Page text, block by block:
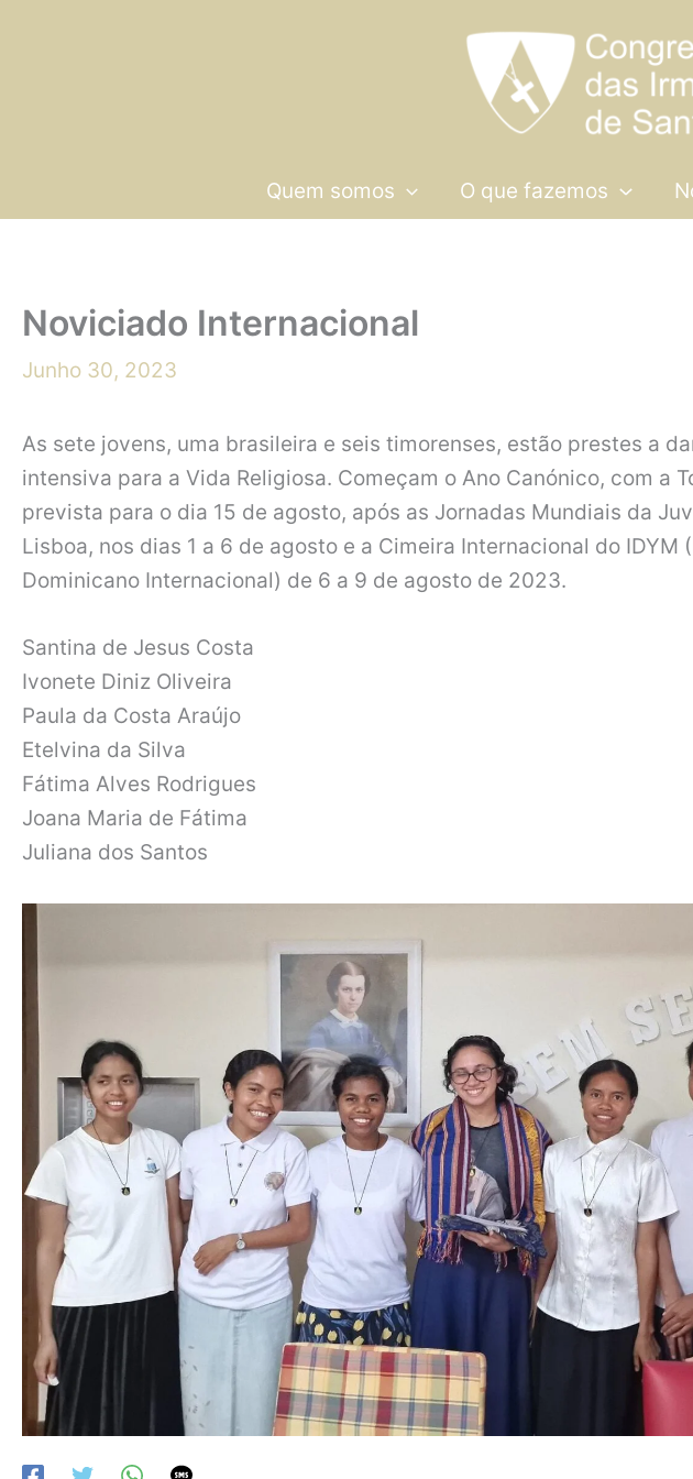
Quem somos O que fazemos
Noviciado Internacional
Junho 30, 2023
As sete jovens, uma brasileira e seis timorenses, estão prestes a
intensiva para a Vida Religiosa. Começam o Ano Canónico, com a
prevista para o dia 15 de agosto, após as Jornadas Mundiais da
Lisboa, nos dias 1 a 6 de agosto e a Cimeira Internacional do IDYM
Dominicano Internacional) de 6 a 9 de agosto de 2023.
Santina de Jesus Costa
Ivonete Diniz Oliveira
Paula da Costa Araújo
Etelvina da Silva
Fátima Alves Rodrigues
Joana Maria de Fátima
Juliana dos Santos